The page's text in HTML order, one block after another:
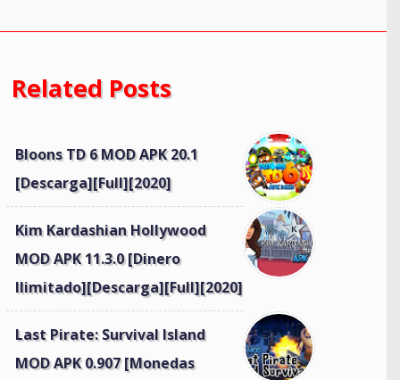
Related Posts
Bloons TD 6 MOD APK 20.1
[Descarga][Full][2020]
Kim Kardashian Hollywood
MOD APK 11.3.0 [Dinero
Ilimitado][Descarga][Full][2020]
Last Pirate: Survival Island
MOD APK 0.907 [Monedas